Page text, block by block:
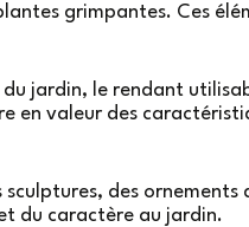
grimpantes. Ces
jardin, le rendant
en valeur des
des
du caractère au jardin.